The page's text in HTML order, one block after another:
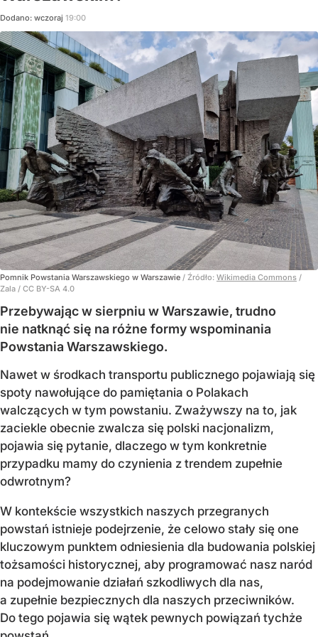
Dodano: wczoraj 19:00
Pomnik Powstania Warszawskiego w Warszawie / Źródło: Wikimedia Commons /
Zala / CC BY-SA 4.0
Przebywając w sierpniu w Warszawie, trudno
nie natknąć się na różne formy wspominania
Powstania Warszawskiego.
Nawet w środkach transportu publicznego pojawiają się
spoty nawołujące do pamiętania o Polakach
walczących w tym powstaniu. Zważywszy na to, jak
zaciekle obecnie zwalcza się polski nacjonalizm,
pojawia się pytanie, dlaczego w tym konkretnie
przypadku mamy do czynienia z trendem zupełnie
odwrotnym?
W kontekście wszystkich naszych przegranych
powstań istnieje podejrzenie, że celowo stały się one
kluczowym punktem odniesienia dla budowania polskiej
tożsamości historycznej, aby programować nasz naród
na podejmowanie działań szkodliwych dla nas,
a zupełnie bezpiecznych dla naszych przeciwników.
Do tego pojawia się wątek pewnych powiązań tychże